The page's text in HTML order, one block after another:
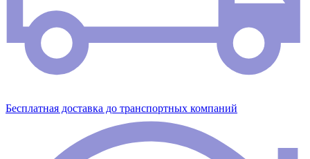
Бесплатная доставка до транспортных компаний